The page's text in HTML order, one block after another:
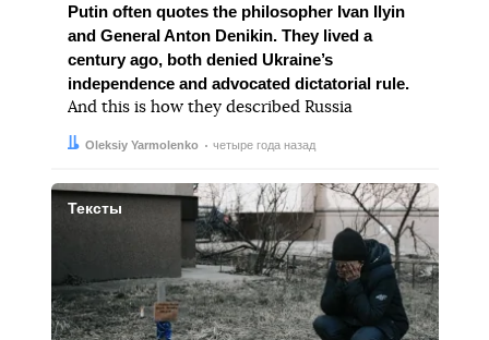
Putin often quotes the philosopher Ivan Ilyin
and General Anton Denikin. They lived a
century ago, both denied Ukraine’s
independence and advocated dictatorial rule.
And this is how they described Russia
Автор:
Oleksiy Yarmolenko
Дата: четыре года назад
Тексты